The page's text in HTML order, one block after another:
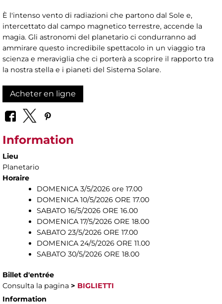
È l'intenso vento di radiazioni che partono dal Sole e,
intercettato dal campo magnetico terrestre, accende la
magia. Gli astronomi del planetario ci condurranno ad
ammirare questo incredibile spettacolo in un viaggio tra
scienza e meraviglia che ci porterà a scoprire il rapporto tra
la nostra stella e i pianeti del Sistema Solare.
Acheter en ligne
Information
Lieu
Planetario
Horaire
DOMENICA 3/5/2026 ore 17.00
DOMENICA 10/5/2026 ORE 17.00
SABATO 16/5/2026 ORE 16.00
DOMENICA 17/5/2026 ORE 18.00
SABATO 23/5/2026 ORE 17.00
DOMENICA 24/5/2026 ORE 11.00
SABATO 30/5/2026 ORE 18.00
Billet d'entrée
Consulta la pagina > BIGLIETTI
Information